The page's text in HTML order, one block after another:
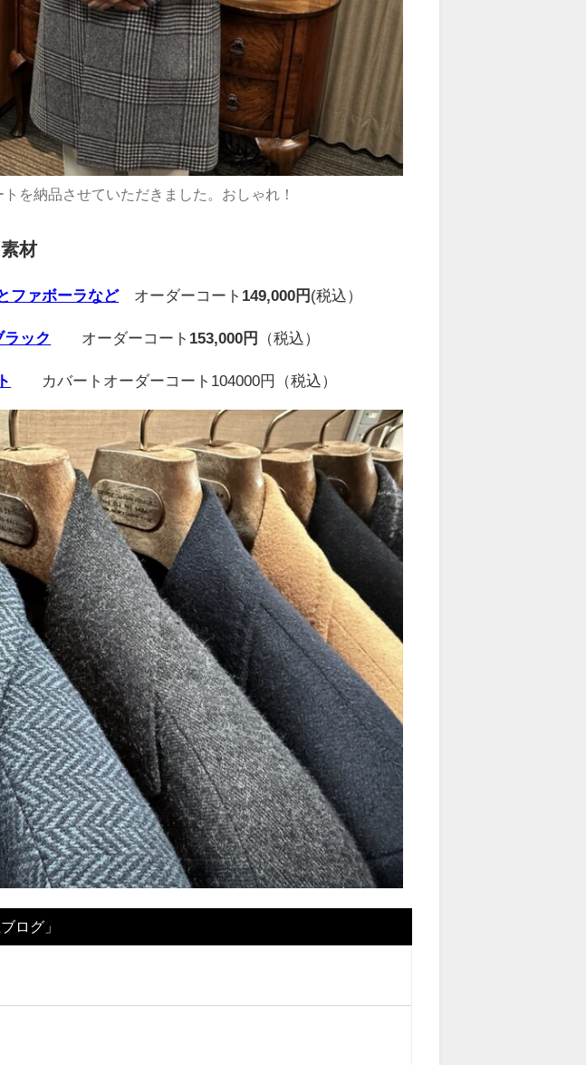
を納品させていただきました。おしゃれ！
材
ファボーラなどオーダーコート 149,000円 (税込）
ック オーダーコート 153,000円 （税込）
カバートオーダーコート104000円（税込）
ログ」